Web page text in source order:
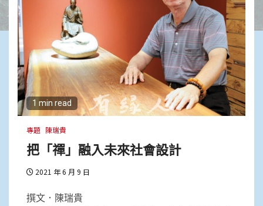
1 min read
專題 陳瑞貴
把「禪」融入未來社會設計
2021 年 6 月 9 日
撰文．陳瑞貴